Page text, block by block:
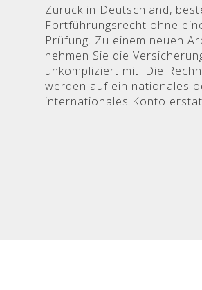
Zurück in Deutschland,
Fortführungsrecht ohne
Prüfung. Zu einem neuen
nehmen Sie die
unkompliziert mit. Die
werden auf ein nationales
internationales Konto